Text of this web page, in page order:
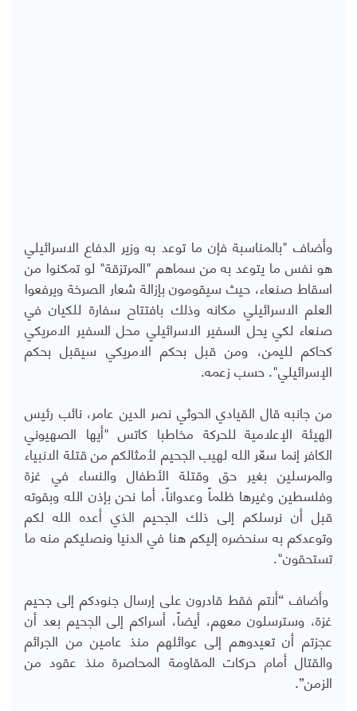
وأضاف "بالمناسبة فإن ما توعد به وزير الدفاع الاسرائيلي
هو نفس ما يتوعد به من سماهم "المرتزقة" لو تمكنوا من
اسقاط صنعاء، حيث سيقومون بإزالة شعار الصرخة ويرفعوا
العلم الاسرائيلي مكانه وذلك بافتتاح سفارة للكيان في
صنعاء لكي يحل السفير الاسرائيلي محل السفير الامريكي
كحاكم لليمن، ومن قبل بحكم الامريكي سيقبل بحكم
الإسرائيلي". حسب زعمه.
من جانبه قال القيادي الحوثي نصر الدين عامر، نائب رئيس
الهيئة الإعلامية للحركة مخاطبا كاتس "أيها الصهيوني
الكافر إنما سعّر الله لهيب الجحيم لأمثالكم من قتلة الانبياء
والمرسلين بغير حق وقتلة الأطفال والنساء في غزة
وفلسطين وغيرها ظلماً وعدواناً، أما نحن بإذن الله وبقوته
قبل أن نرسلكم إلى ذلك الجحيم الذي أعده الله لكم
وتوعدكم به سنحضره إليكم هنا في الدنيا ونصليكم منه ما
تستحقون".
وأضاف “أنتم فقط قادرون على إرسال جنودكم إلى جحيم
غزة، وسترسلون معهم، أيضاً، أسراكم إلى الجحيم بعد أن
عجزتم أن تعيدوهم إلى عوائلهم منذ عامين من الجرائم
والقتال أمام حركات المقاومة المحاصرة منذ عقود من
الزمن”.